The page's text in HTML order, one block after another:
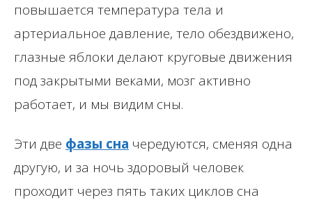
повышается температура тела и
артериальное давление, тело обездвижено,
глазные яблоки делают круговые движения
под закрытыми веками, мозг активно
работает, и мы видим сны.
Эти две фазы сна чередуются, сменяя одна
другую, и за ночь здоровый человек
проходит через пять таких циклов сна